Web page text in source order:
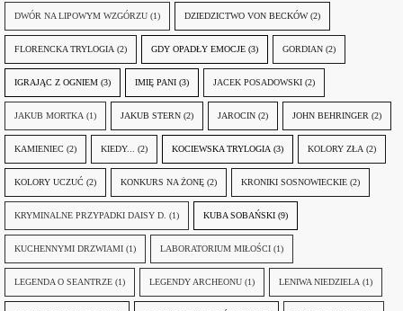
DWÓR NA LIPOWYM WZGÓRZU (1) DZIEDZICTWO VON BECKÓW (2)
FLORENCKA TRYLOGIA (2) GDY OPADŁY EMOCJE (3) GORDIAN (2)
IGRAJĄC Z OGNIEM (3) IMIĘ PANI (3) JACEK POSADOWSKI (2)
JAKUB MORTKA (1) JAKUB STERN (2) JAROCIN (2) JOHN BEHRINGER (2)
KAMIENIEC (2) KIEDY... (2) KOCIEWSKA TRYLOGIA (3) KOLORY ZŁA (2)
KOLORY UCZUĆ (2) KONKURS NA ŻONĘ (2) KRONIKI SOSNOWIECKIE (2)
KRYMINALNE PRZYPADKI DAISY D. (1) KUBA SOBAŃSKI (9)
KUCHENNYMI DRZWIAMI (1) LABORATORIUM MIŁOŚCI (1)
LEGENDA O SEANTRZE (1) LEGENDY ARCHEONU (1) LENIWA NIEDZIELA (1)